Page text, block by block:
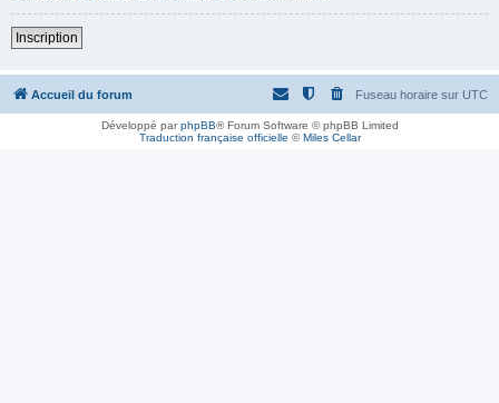
Inscription
Accueil du forum Fuseau horaire sur UTC
Développé parphpBB® Forum Software © phpBB Limited
Traduction française officielle ©Miles Cellar